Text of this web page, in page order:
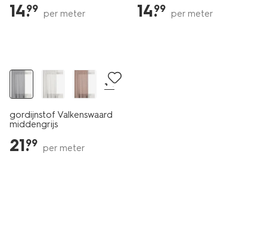
14.
99 per meter 14.
99 per meter
+4
gordijnstof Valkenswaard
middengrijs
21.
99 per meter